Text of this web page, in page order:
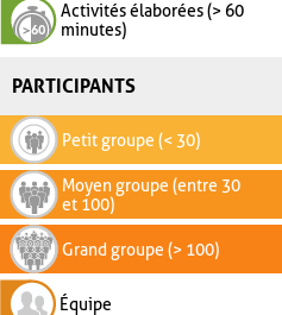
Activités élaborées (> 60
minutes)
PARTICIPANTS
Petit groupe (< 30)
Moyen groupe (entre 30
et 100)
Grand groupe (> 100)
Équipe